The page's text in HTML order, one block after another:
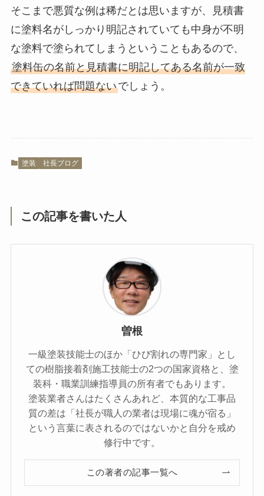
そこまで悪質な例は稀だとは思いますが、見積書
に塗料名がしっかり明記されていても中身が不明
な塗料で塗られてしまうということもあるので、
塗料缶の名前と見積書に明記してある名前が一致
できていれば問題ないでしょう。
塗装 社長ブログ
この記事を書いた人
曽根
一級塗装技能士のほか「ひび割れの専門家」とし
ての樹脂接着剤施工技能士の2つの国家資格と、塗
装科・職業訓練指導員の所有者でもあります。
塗装業者さんはたくさんあれど、本質的な工事品
質の差は「社長が職人の業者は現場に魂が宿る」
という言葉に表されるのではないかと自分を戒め
修行中です。
この著者の記事一覧へ